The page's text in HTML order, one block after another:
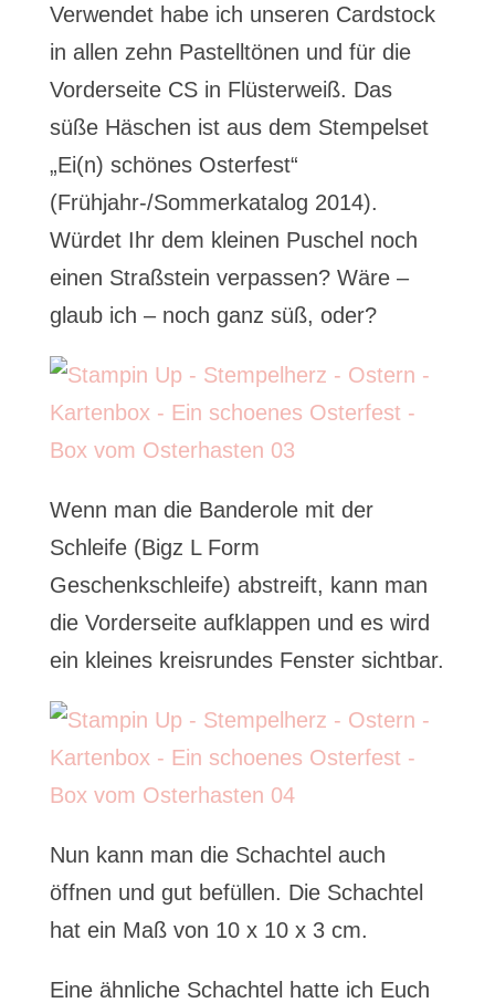
Verwendet habe ich unseren Cardstock
in allen zehn Pastelltönen und für die
Vorderseite CS in Flüsterweiß. Das
süße Häschen ist aus dem Stempelset
„Ei(n) schönes Osterfest“
(Frühjahr-/Sommerkatalog 2014).
Würdet Ihr dem kleinen Puschel noch
einen Straßstein verpassen? Wäre –
glaub ich – noch ganz süß, oder?
Wenn man die Banderole mit der
Schleife (Bigz L Form
Geschenkschleife) abstreift, kann man
die Vorderseite aufklappen und es wird
ein kleines kreisrundes Fenster sichtbar.
Nun kann man die Schachtel auch
öffnen und gut befüllen. Die Schachtel
hat ein Maß von 10 x 10 x 3 cm.
Eine ähnliche Schachtel hatte ich Euch